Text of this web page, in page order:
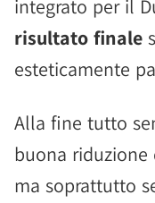
integrato per il
risultato finale
esteticamente
Alla fine tutto
buona
ma soprattutto